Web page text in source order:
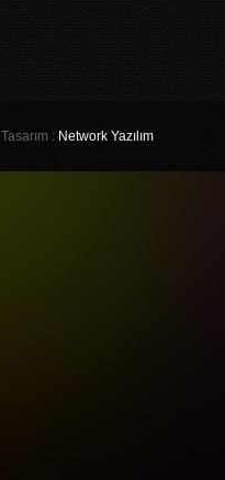
: Network Yazılım